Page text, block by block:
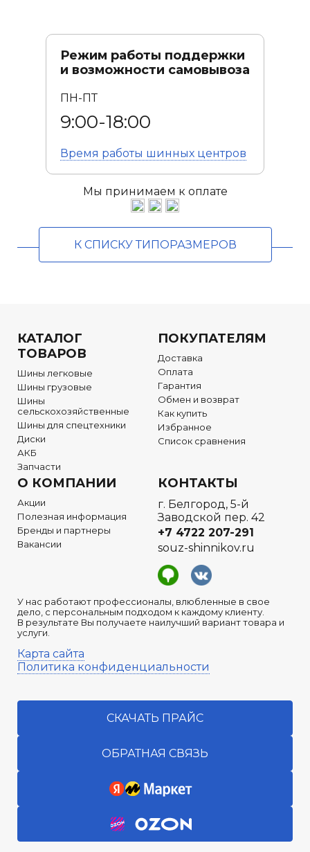
Режим работы поддержки
и возможности самовывоза
ПН-ПТ
9:00-18:00
Время работы шинных центров
Мы принимаем к оплате
К СПИСКУ ТИПОРАЗМЕРОВ
КАТАЛОГ
ТОВАРОВ
Шины легковые
Шины грузовые
Шины
сельскохозяйственные
Шины для спецтехники
Диски
АКБ
Запчасти
ПОКУПАТЕЛЯМ
Доставка
Оплата
Гарантия
Обмен и возврат
Как купить
Избранное
Список сравнения
О КОМПАНИИ
Акции
Полезная информация
Бренды и партнеры
Вакансии
У нас работают профессионалы, влюбленные в свое
дело, с персональным подходом к каждому клиенту.
В результате Вы получаете наилучший вариант товара и
услуги.
Карта сайта
Политика конфиденциальности
КОНТАКТЫ
г. Белгород, 5-й
Заводской пер. 42
+7 4722 207-291
souz-shinnikov.ru
СКАЧАТЬ ПРАЙС
ОБРАТНАЯ СВЯЗЬ